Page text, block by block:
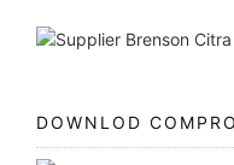
DOWNLOD COMPRO